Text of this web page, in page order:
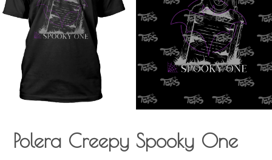
Polera Creepy Spooky One